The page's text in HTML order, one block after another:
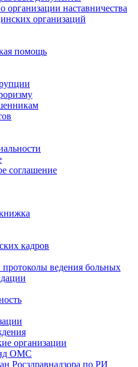
организации наставничества
организаций
помощь
соглашение
кадров
ведения больных
организации
ОМС
Росздравнадзора по РИ